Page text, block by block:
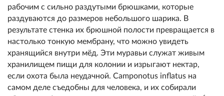
рабочим с сильно раздутыми брюшками, которые
раздуваются до размеров небольшого шарика. В
результате стенка их брюшной полости превращается в
настолько тонкую мембрану, что можно увидеть
хранящийся внутри мёд. Эти муравьи служат живым
хранилищем пищи для колонии и изрыгают нектар,
если охота была неудачной. Camponotus inflatus на
самом деле съедобны для человека, и их собирали